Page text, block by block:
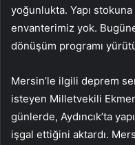
yoğunlukta. Yapı
envanterimiz yok.
dönüşüm programı
Mersin’le ilgili deprem
isteyen Milletvekili
günlerde, Aydıncık’ta
işgal ettiğini aktardı.